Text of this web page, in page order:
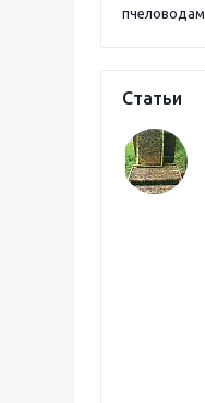
пчеловодам
Статьи